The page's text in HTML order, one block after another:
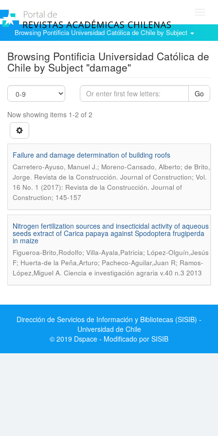
Browsing Pontificia Universidad Católica de Chile by Subject
Browsing Pontificia Universidad Católica de
Chile by Subject "damage"
Go
Now showing items 1-2 of 2
Failure and damage determination of building roofs
Carretero-Ayuso, Manuel J.; Moreno-Cansado, Alberto; de Brito,
Jorge. Revista de la Construcción. Journal of Construction; Vol.
16 No. 1 (2017): Revista de la Construcción. Journal of
Construction; 145-157
Nitrogen fertilization sources and insecticidal activity of aqueous
seeds extract of Carica papaya against Spodoptera frugiperda
in maize
Figueroa-Brito,Rodolfo; Villa-Ayala,Patricia; López-Olguín,Jesús
F; Huerta-de la Peña,Arturo; Pacheco-Aguilar,Juan R; Ramos-
López,Miguel A. Ciencia e investigación agraria v.40 n.3 2013
Dirección de Servicios de Información y Bibliotecas (SISIB) -
Universidad de Chile
© 2019 Dspace - Modificado por SISIB